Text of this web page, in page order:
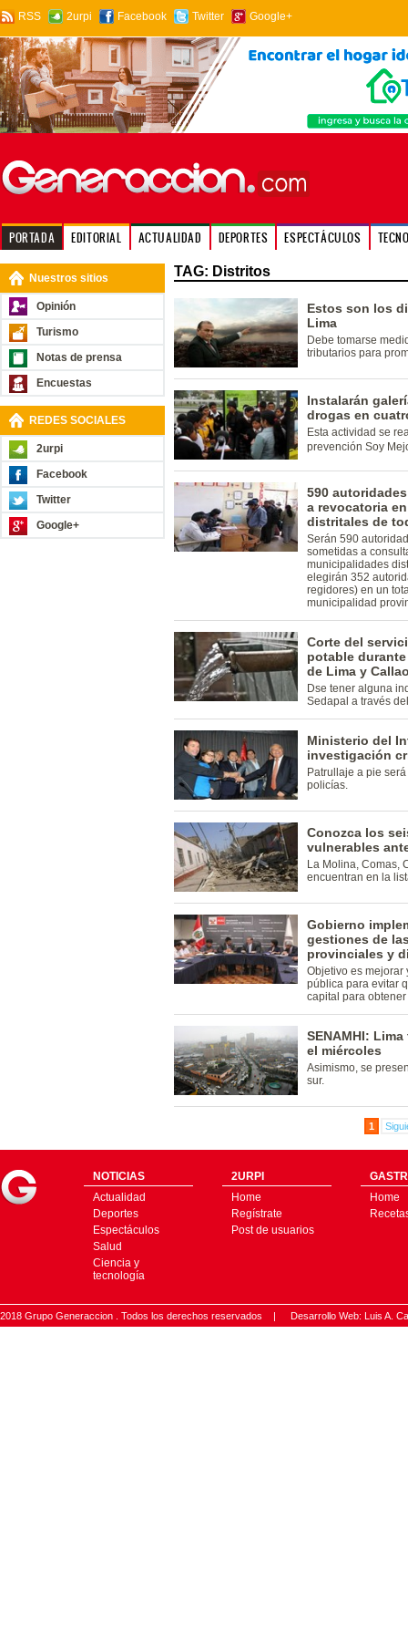
RSS 2urpi Facebook Twitter Google+
PORTADA EDITORIAL ACTUALIDAD DEPORTES ESPECTÁCULOS
Nuestros sitios
Opinión
Turismo
Notas de prensa
Encuestas
REDES SOCIALES
2urpi
Facebook
Twitter
Google+
TAG: Distritos
Estos son los
Lima
Debe tomarse
tributarios para
Instalarán
drogas en
Esta actividad se
prevención Soy
590
a revocatoria
distritales de
Serán 590
sometidas a
municipalidades
elegirán 352
regidores) en un
municipalidad
Corte del
potable
de Lima y
Dse tener alguna
Sedapal a través
Ministerio del
investigación
Patrullaje a pie
policías.
Conozca los
vulnerables
La Molina, Comas,
encuentran en la
Gobierno
gestiones de
provinciales y
Objetivo es mejorar
pública para evitar
capital para
SENAMHI:
el miércoles
Asimismo, se
sur.
1
NOTICIAS
Actualidad
Deportes
Espectáculos
Salud
Ciencia y
tecnología
2URPI
Home
Regístrate
Post de usuarios
Home
2018 Grupo Generaccion . Todos los derechos reservados | Desarrollo Web: Luis